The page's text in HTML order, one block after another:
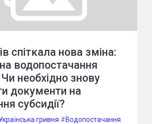
спіткала нова зміна:
водопостачання
необхідно знову
документи на
субсидії?
гривня #Водопостачання